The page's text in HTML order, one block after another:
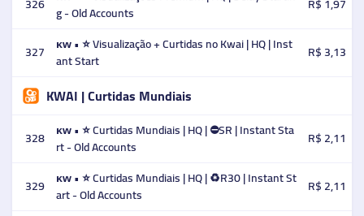
g - Old Accounts
327
ᴋᴡ • ⭐ Visualização + Curtidas no Kwai | HQ | Inst
ant Start
R$ 3,13
KWAI | Curtidas Mundiais
328 ᴋᴡ • ⭐️ Curtidas Mundiais | HQ | ⛔SR | Instant Sta
rt - Old Accounts
R$ 2,11
329 ᴋᴡ • ⭐️ Curtidas Mundiais | HQ | ♻️R30 | Instant St
art - Old Accounts
R$ 2,11